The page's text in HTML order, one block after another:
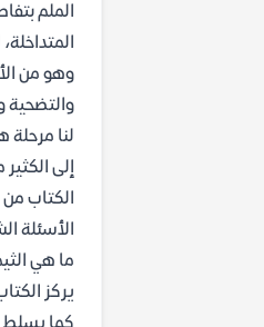
الملم
وهو من
والتضحية
لنا مرحلة
إلى
الكتاب
الأسئلة
ما هي
يركز